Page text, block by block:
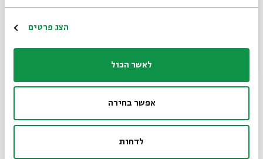
הצג פרטים
לאשר הכול
אפשר בחירה
לדחות
חמישי | יח בתשרי | 1.10 | 11:30 ו-13:30
ייעוץ אמנותי והפקה: אסנת יהודה